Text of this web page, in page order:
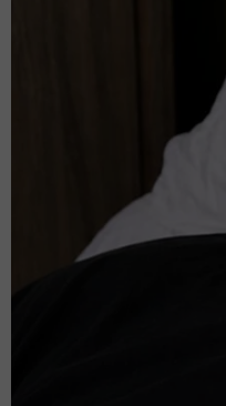
Teruskan